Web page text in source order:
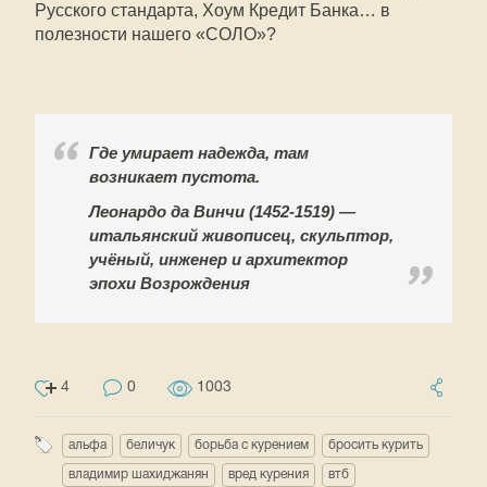
Русского стандарта, Хоум Кредит Банка… в
полезности нашего «СОЛО»?
Где умирает надежда, там
возникает пустота.
Леонардо да Винчи (1452-1519) —
итальянский живописец, скульптор,
учёный, инженер и архитектор
эпохи Возрождения
4 0 1003
альфа беличук борьба с курением бросить курить
владимир шахиджанян вред курения втб